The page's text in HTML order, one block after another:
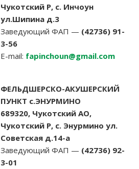
Чукотский Р, с. Инчоун
ул.Шипина д.3
Заведующий ФАП — (42736) 91-
3-56
E-mail: fapinchoun@gmail.com
ФЕЛЬДШЕРСКО-АКУШЕРСКИЙ
ПУНКТ с.ЭНУРМИНО
689320, Чукотский АО,
Чукотский Р, с. Энурмино ул.
Советская д.14-а
Заведующий ФАП — (42736) 92-
3-01